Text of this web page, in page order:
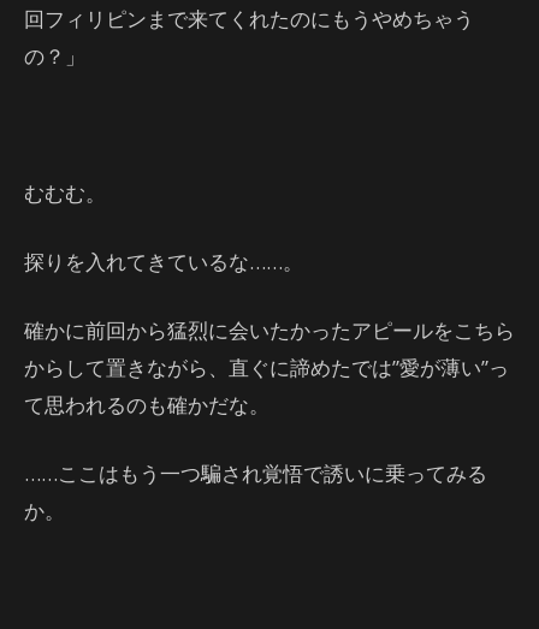
回フィリピンまで来てくれたのにもうやめちゃう
の？」
むむむ。
探りを入れてきているな……。
確かに前回から猛烈に会いたかったアピールをこちら
からして置きながら、直ぐに諦めたでは”愛が薄い”っ
て思われるのも確かだな。
……ここはもう一つ騙され覚悟で誘いに乗ってみる
か。